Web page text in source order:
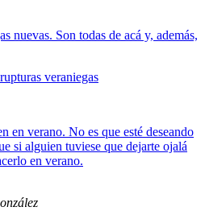
nuevas. Son todas de acá y, además,
veraniegas
en verano. No es que esté deseando
si alguien tuviese que dejarte ojalá
en verano.